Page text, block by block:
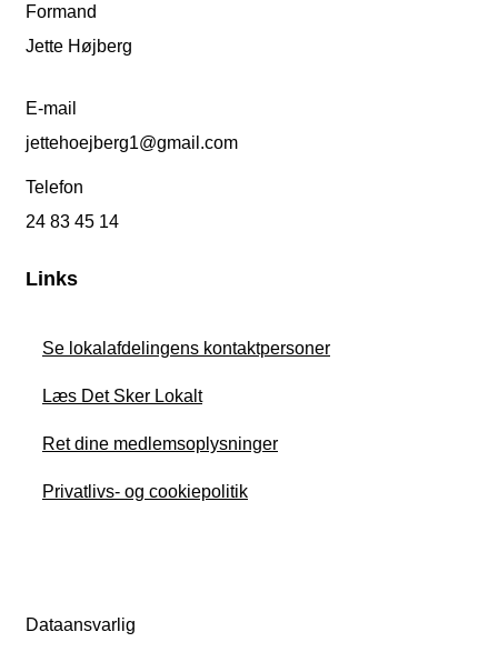
Formand
Jette Højberg
E-mail
jettehoejberg1@gmail.com
Telefon
24 83 45 14
Links
Se lokalafdelingens kontaktpersoner
Læs Det Sker Lokalt
Ret dine medlemsoplysninger
Privatlivs- og cookiepolitik
Dataansvarlig